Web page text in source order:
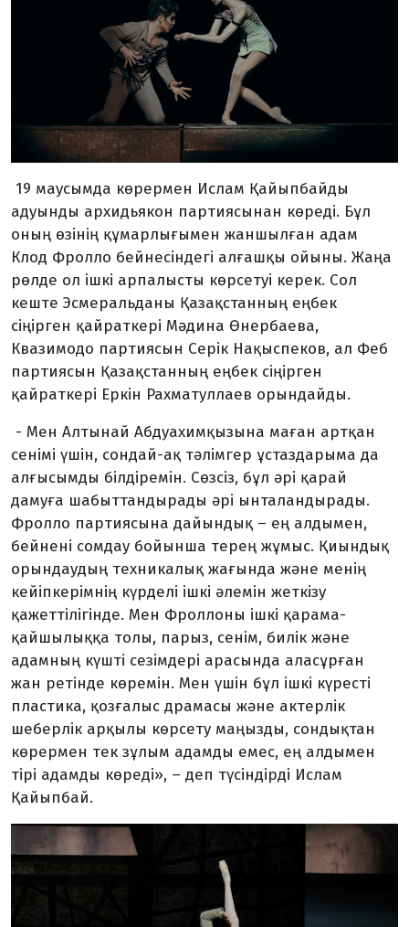
19 маусымда көрермен Ислам Қайыпбайды
адуынды архидьякон партиясынан көреді. Бұл
оның өзінің құмарлығымен жаншылған адам
Клод Фролло бейнесіндегі алғашқы ойыны. Жаңа
рөлде ол ішкі арпалысты көрсетуі керек. Сол
кеште Эсмеральданы Қазақстанның еңбек
сіңірген қайраткері Мәдина Өнербаева,
Квазимодо партиясын Серік Нақыспеков, ал Феб
партиясын Қазақстанның еңбек сіңірген
қайраткері Еркін Рахматуллаев орындайды.
- Мен Алтынай Абдуахимқызына маған артқан
сенімі үшін, сондай-ақ тәлімгер ұстаздарыма да
алғысымды білдіремін. Сөзсіз, бұл әрі қарай
дамуға шабыттандырады әрі ынталандырады.
Фролло партиясына дайындық – ең алдымен,
бейнені сомдау бойынша терең жұмыс. Қиындық
орындаудың техникалық жағында және менің
кейіпкерімнің күрделі ішкі әлемін жеткізу
қажеттілігінде. Мен Фроллоны ішкі қарама-
қайшылыққа толы, парыз, сенім, билік және
адамның күшті сезімдері арасында аласұрған
жан ретінде көремін. Мен үшін бұл ішкі күресті
пластика, қозғалыс драмасы және актерлік
шеберлік арқылы көрсету маңызды, сондықтан
көрермен тек зұлым адамды емес, ең алдымен
тірі адамды көреді», – деп түсіндірді Ислам
Қайыпбай.